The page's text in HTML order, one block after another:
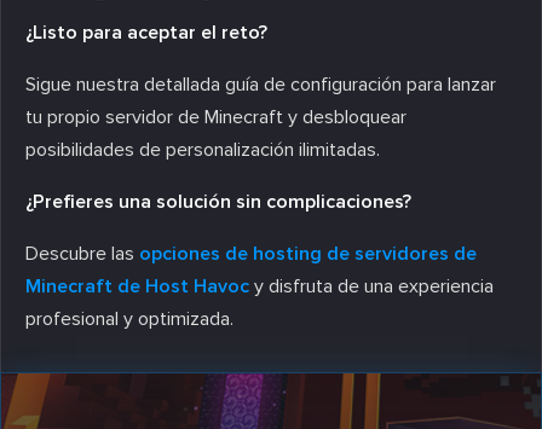
¿Listo para aceptar el reto?
Sigue nuestra detallada guía de configuración para lanzar
tu propio servidor de Minecraft y desbloquear
posibilidades de personalización ilimitadas.
¿Prefieres una solución sin complicaciones?
Descubre las opciones de hosting de servidores de
Minecraft de Host Havoc y disfruta de una experiencia
profesional y optimizada.